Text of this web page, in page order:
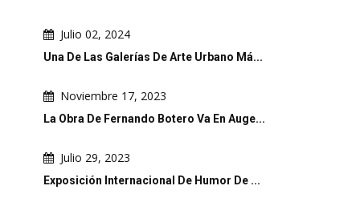
Julio 02, 2024
Una De Las Galerías De Arte Urbano Má...
Noviembre 17, 2023
La Obra De Fernando Botero Va En Auge...
Julio 29, 2023
Exposición Internacional De Humor De ...